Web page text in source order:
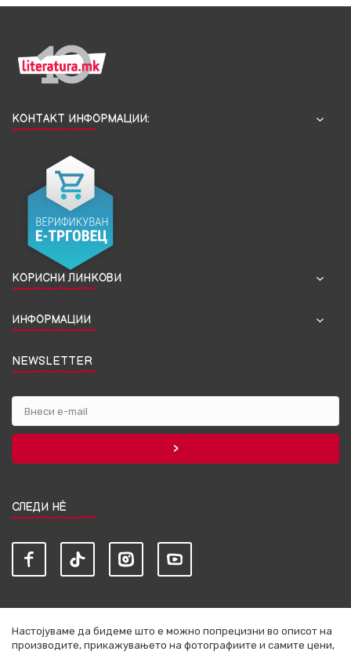
КОНТАКТ ИНФОРМАЦИИ:
КОРИСНИ ЛИНКОВИ
ИНФОРМАЦИИ
NEWSLETTER
СЛЕДИ НЀ
Настојуваме да бидеме што е можно попрецизни во описот на
производите, прикажувањето на фотографиите и самите цени,